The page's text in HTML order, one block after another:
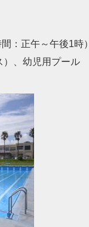
：正午～午後1時
）、幼児用プール